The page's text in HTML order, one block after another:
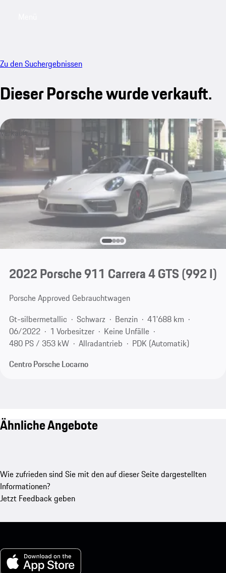
Zu den Suchergebnissen
Dieser Porsche wurde verkauft.
Verkauft
2022 Porsche 911 Carrera 4 GTS(992 I)
Porsche Approved Gebrauchtwagen
Gt-silbermetallic
Schwarz Benzin
41'688 km
06/2022
1 Vorbesitzer
Keine Unfälle
480 PS / 353 kW
Allradantrieb
PDK (Automatik)
Centro Porsche Locarno
Ähnliche Angebote
Wie zufrieden sind Sie mit den auf dieser Seite dargestellten
Informationen?
Jetzt Feedback geben